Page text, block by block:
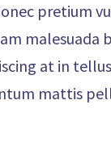
pretium
malesuada
at in
mattis